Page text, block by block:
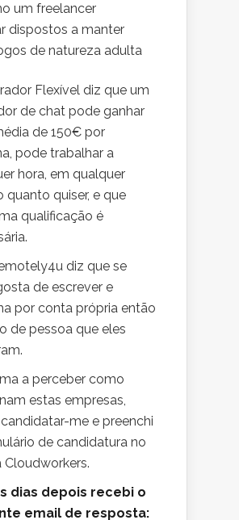
um freelancer
dispostos a manter
de natureza adulta
Flexível diz que um
de chat pode ganhar
de 150€ por
pode trabalhar a
hora, em qualquer
quanto quiser, e que
qualificação é
diz que se
de escrever e
por conta própria então
de pessoa que eles
a perceber como
estas empresas,
me e preenchi
de candidatura no
Cloudworkers.
dias depois recebi o
email de resposta: